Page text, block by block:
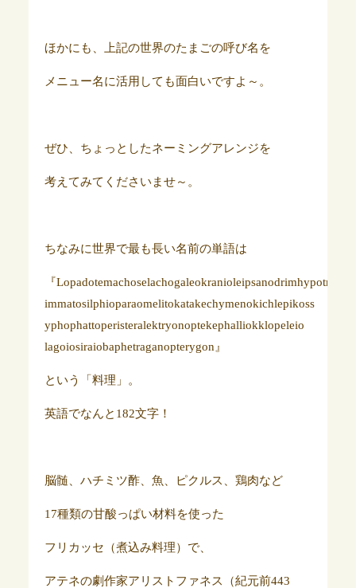
ほかにも、上記の世界のたまごの呼び名を
メニュー名に活用しても面白いですよ～。
ぜひ、ちょっとしたネーミングアレンジを
考えてみてくださいませ～。
ちなみに世界で最も長い名前の単語は
『Lopadotemachoselachogaleokranioleipsanodrimhypotr
immatosilphioparaomelitokatakechymenokichlepikoss
yphophattoperisteralektryonoptekephalliokklopeleio
lagoiosiraiobaphetraganopterygon』
という「料理」。
英語でなんと182文字！
脳髄、ハチミツ酢、魚、ピクルス、鶏肉など
17種類の甘酸っぱい材料を使った
フリカッセ（煮込み料理）で、
アテネの劇作家アリストファネス（紀元前443